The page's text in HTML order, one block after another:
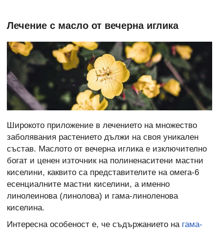
Лечение с масло от вечерна иглика
Широкото приложение в лечението на множество
заболявания растението дължи на своя уникален
състав. Маслото от вечерна иглика е изключително
богат и ценен източник на полиненаситени мастни
киселини, каквито са представителите на омега-6
есенциалните мастни киселини, а именно
линолеинова (линолова) и гама-линоленова
киселина.
Интересна особеност е, че съдържанието на гама-